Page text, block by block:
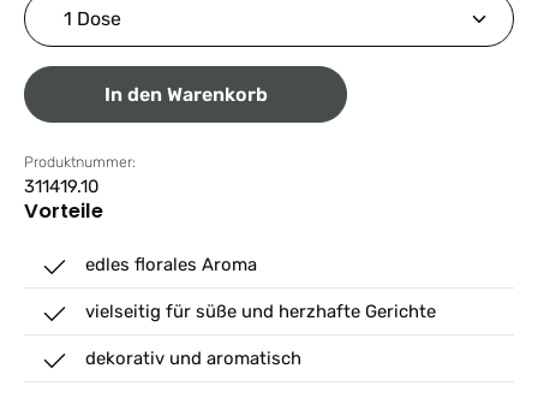
In den Warenkorb
Produktnummer:
311419.10
Vorteile
edles florales Aroma
vielseitig für süße und herzhafte Gerichte
dekorativ und aromatisch